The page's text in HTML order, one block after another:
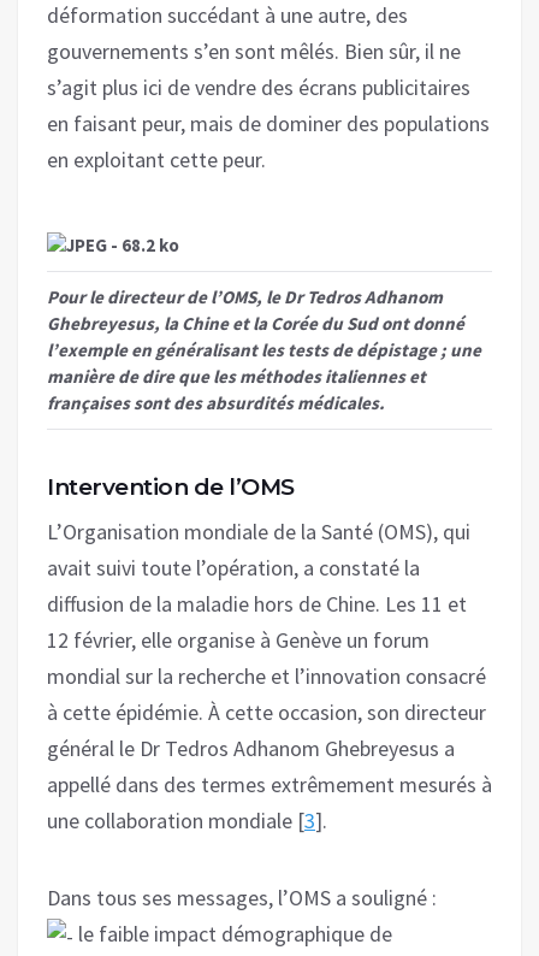
déformation succédant à une autre, des
gouvernements s’en sont mêlés. Bien sûr, il ne
s’agit plus ici de vendre des écrans publicitaires
en faisant peur, mais de dominer des populations
en exploitant cette peur.
Pour le directeur de l’OMS, le Dr Tedros Adhanom
Ghebreyesus, la Chine et la Corée du Sud ont donné
l’exemple en généralisant les tests de dépistage ; une
manière de dire que les méthodes italiennes et
françaises sont des absurdités médicales.
Intervention de l’OMS
L’Organisation mondiale de la Santé (OMS), qui
avait suivi toute l’opération, a constaté la
diffusion de la maladie hors de Chine. Les 11 et
12 février, elle organise à Genève un forum
mondial sur la recherche et l’innovation consacré
à cette épidémie. À cette occasion, son directeur
général le Dr Tedros Adhanom Ghebreyesus a
appellé dans des termes extrêmement mesurés à
une collaboration mondiale [3].
Dans tous ses messages, l’OMS a souligné :
le faible impact démographique de